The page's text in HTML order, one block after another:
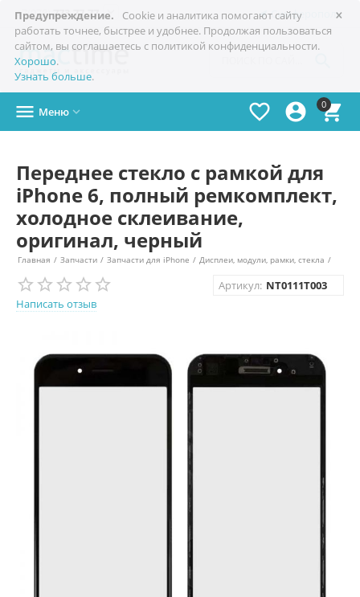
×
Предупреждение.
Cookie и аналитика помогают сайту
работать точнее, быстрее и удобнее. Продолжая пользоваться
сайтом, вы соглашаетесь с политикой конфиденциальности.
Хорошо.
Узнать больше.
Симферополь
+7(978)773-77-77 
0



 Меню 
Переднее стекло с рамкой для
iPhone 6, полный ремкомплект,
холодное склеивание,
оригинал, черный
Главная / Запчасти / Запчасти для iPhone / Дисплеи, модули, рамки, стекла /
Написать отзыв
Артикул: NT0111T003